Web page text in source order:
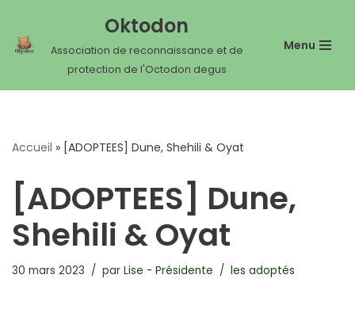
Aller
Oktodon
Association de reconnaissance et de
protection de l'Octodon degus
Menu
Accueil » [ADOPTEES] Dune, Shehili & Oyat
[ADOPTEES] Dune,
Shehili & Oyat
30 mars 2023 par Lise - Présidente les adoptés